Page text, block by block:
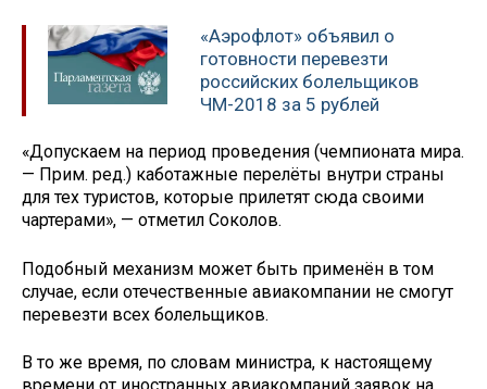
«Аэрофлот» объявил о
готовности перевезти
российских болельщиков
ЧМ-2018 за 5 рублей
«Допускаем на период проведения (чемпионата мира.
— Прим. ред.) каботажные перелёты внутри страны
для тех туристов, которые прилетят сюда своими
чартерами», — отметил Соколов.
Подобный механизм может быть применён в том
случае, если отечественные авиакомпании не смогут
перевезти всех болельщиков.
В то же время, по словам министра, к настоящему